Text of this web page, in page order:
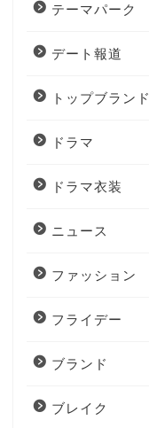
テーマパーク
デート報道
トップブランド
ドラマ
ドラマ衣装
ニュース
ファッション
フライデー
ブランド
ブレイク